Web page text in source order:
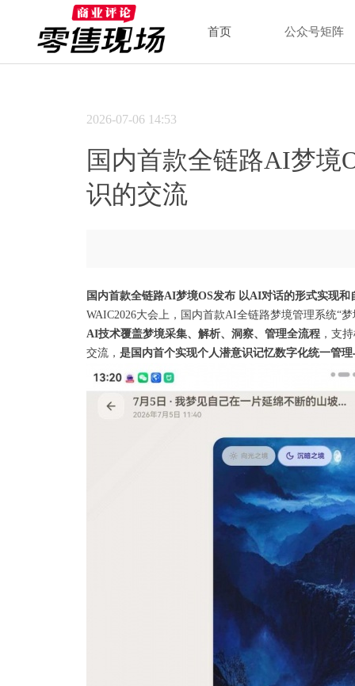
公众号矩阵
首页
国内首款全链路AI梦境
识的交流
国内首款全链路AI梦境OS发布 以AI对话的形式实现和
WAIC2026大会上，国内首款AI全链路梦境管理系统“
AI技术覆盖梦境采集、解析、洞察、管理全流程 ，支
交流， 是国内首个实现个人潜意识记忆数字化统一管
2026-07-06 14:53